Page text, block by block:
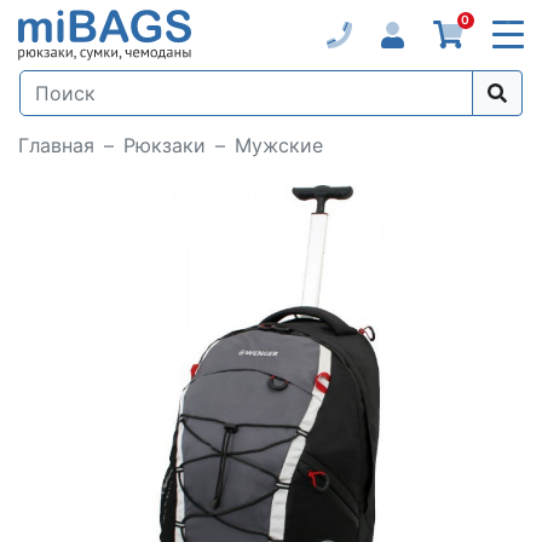
0
Главная Рюкзаки Мужские
Loading...